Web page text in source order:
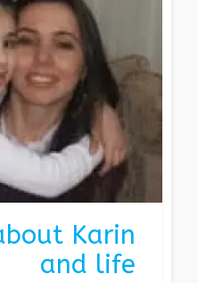
Karin
and life